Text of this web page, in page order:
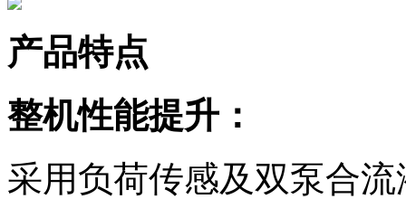
产品特点
整机性能提升：
采用负荷传感及双泵合